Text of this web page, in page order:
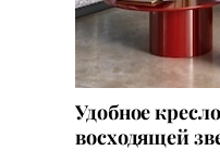
Удобное
восходящей